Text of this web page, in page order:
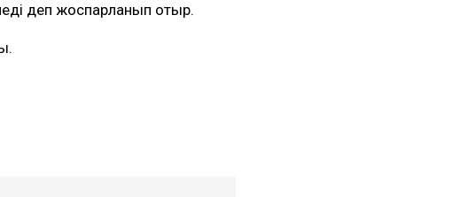
деп жоспарланып отыр.